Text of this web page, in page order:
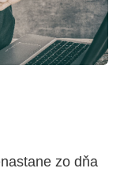
zo dňa